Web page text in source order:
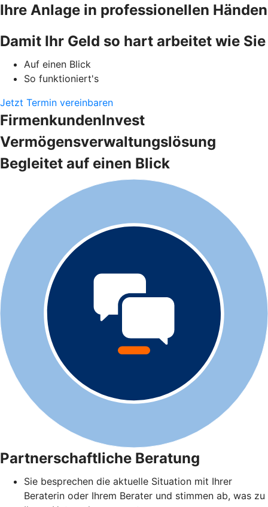
Ihre Anlage in professionellen Händen
Damit Ihr Geld so hart arbeitet wie Sie
Auf einen Blick
So funktioniert's
Jetzt Termin vereinbaren
FirmenkundenInvest
Vermögensverwaltungslösung
Begleitet auf einen Blick
Partnerschaftliche Beratung
Sie besprechen die aktuelle Situation mit Ihrer
Beraterin oder Ihrem Berater und stimmen ab, was zu